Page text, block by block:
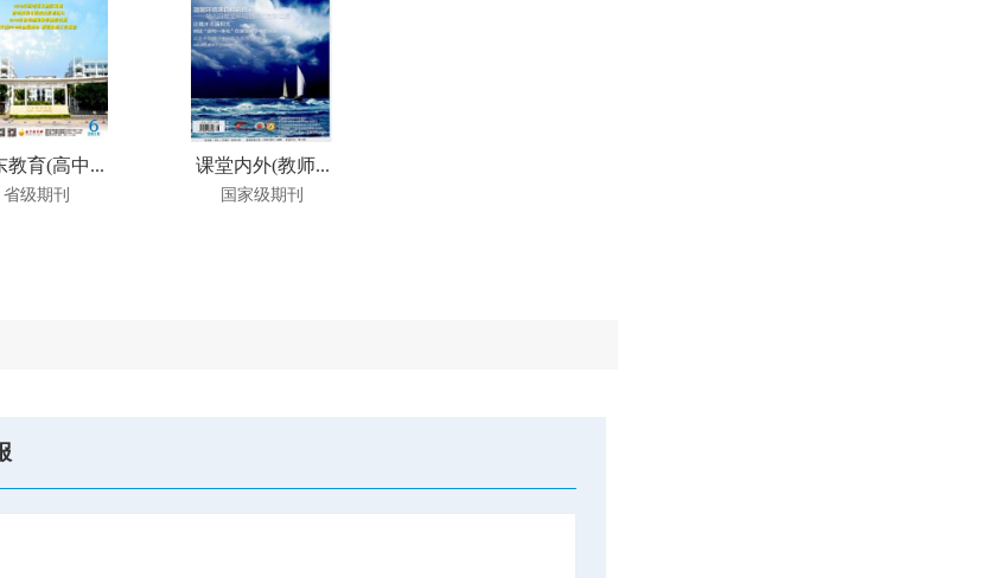
教育(高中...
省级期刊
课堂内外(教师...
国家级期刊